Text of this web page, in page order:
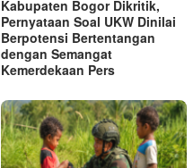
Kabupaten Bogor Dikritik,
Pernyataan Soal UKW Dinilai
Berpotensi Bertentangan
dengan Semangat
Kemerdekaan Pers